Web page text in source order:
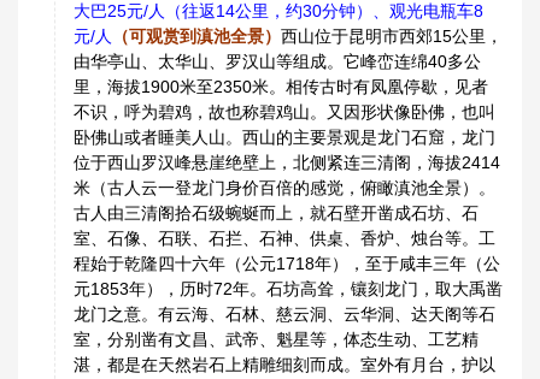
大巴25元/人（往返14公里，约30分钟）、观光电瓶车8
元/人
（可观赏到滇池全景） 西山位于昆明市西郊15公里，
由华亭山、太华山、罗汉山等组成。它峰峦连绵40多公
里，海拔1900米至2350米。相传古时有凤凰停歇，见者
不识，呼为碧鸡，故也称碧鸡山。又因形状像卧佛，也叫
卧佛山或者睡美人山。西山的主要景观是龙门石窟，龙门
位于西山罗汉峰悬崖绝壁上，北侧紧连三清阁，海拔2414
米（古人云一登龙门身价百倍的感觉，俯瞰滇池全景）。
古人由三清阁拾石级蜿蜒而上，就石壁开凿成石坊、石
室、石像、石联、石拦、石神、供桌、香炉、烛台等。工
程始于乾隆四十六年（公元1718年），至于咸丰三年（公
元1853年），历时72年。石坊高耸，镶刻龙门，取大禹凿
龙门之意。有云海、石林、慈云洞、云华洞、达天阁等石
室，分别凿有文昌、武帝、魁星等，体态生动、工艺精
湛，都是在天然岩石上精雕细刻而成。室外有月台，护以